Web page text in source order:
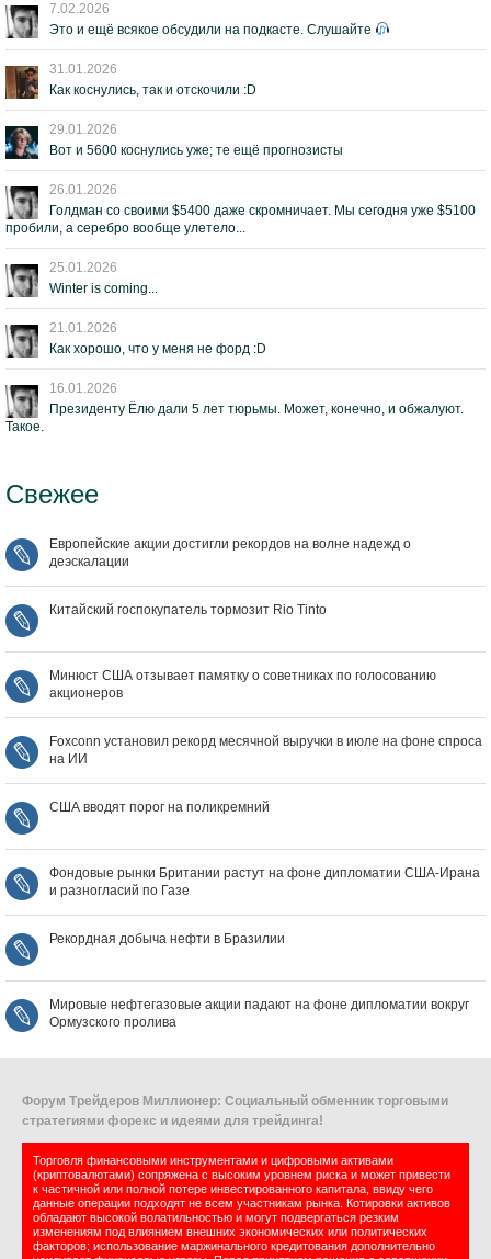
7.02.2026
Это и ещё всякое обсудили на подкасте. Слушайте
31.01.2026
Как коснулись, так и отскочили :D
29.01.2026
Вот и 5600 коснулись уже; те ещё прогнозисты
26.01.2026
Голдман со своими $5400 даже скромничает. Мы сегодня уже $5100
пробили, а серебро вообще улетело...
25.01.2026
Winter is coming...
21.01.2026
Как хорошо, что у меня не форд :D
16.01.2026
Президенту Ёлю дали 5 лет тюрьмы. Может, конечно, и обжалуют.
Такое.
Свежее
Европейские акции достигли рекордов на волне надежд о
деэскалации
Китайский госпокупатель тормозит Rio Tinto
Минюст США отзывает памятку о советниках по голосованию
акционеров
Foxconn установил рекорд месячной выручки в июле на фоне спроса
на ИИ
США вводят порог на поликремний
Фондовые рынки Британии растут на фоне дипломатии США‑Ирана
и разногласий по Газе
Рекордная добыча нефти в Бразилии
Мировые нефтегазовые акции падают на фоне дипломатии вокруг
Ормузского пролива
Форум Трейдеров Миллионер: Социальный обменник торговыми
стратегиями форекс и идеями для трейдинга!
Торговля финансовыми инструментами и цифровыми активами
(криптовалютами) сопряжена с высоким уровнем риска и может привести
к частичной или полной потере инвестированного капитала, ввиду чего
данные операции подходят не всем участникам рынка. Котировки активов
обладают высокой волатильностью и могут подвергаться резким
изменениям под влиянием внешних экономических или политических
факторов; использование маржинального кредитования дополнительно